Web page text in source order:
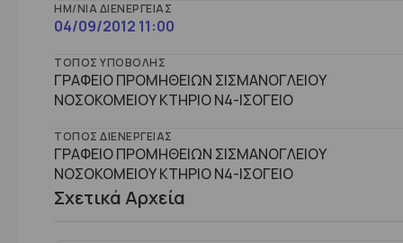
ΗΜ/ΝΊΑ ΔΙΕΝΈΡΓΕΙΑΣ
04/09/2012 11:00
ΤΌΠΟΣ ΥΠΟΒΟΛΉΣ
ΓΡΑΦΕΙΟ ΠΡΟΜΗΘΕΙΩΝ ΣΙΣΜΑΝΟΓΛΕΙΟΥ
ΝΟΣΟΚΟΜΕΙΟΥ ΚΤΗΡΙΟ Ν4-ΙΣΟΓΕΙΟ
ΤΌΠΟΣ ΔΙΕΝΈΡΓΕΙΑΣ
ΓΡΑΦΕΙΟ ΠΡΟΜΗΘΕΙΩΝ ΣΙΣΜΑΝΟΓΛΕΙΟΥ
ΝΟΣΟΚΟΜΕΙΟΥ ΚΤΗΡΙΟ Ν4-ΙΣΟΓΕΙΟ
Σχετικά Αρχεία